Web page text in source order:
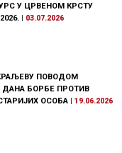
У ЦРВЕНОМ КРСТУ
03.07.2026
ПОВОДОМ
БОРБЕ ПРОТИВ
ОСОБА |19.06.2026